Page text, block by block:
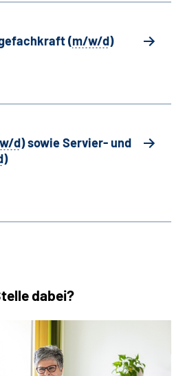
(m/w/d)
d) sowie Servier- und
)
dabei?